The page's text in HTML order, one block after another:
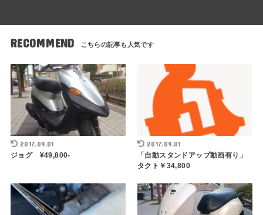
RECOMMEND
2017.09.01
ジョグ ¥49,800-
2017.09.01
「自動スタンドアップ動画有り」
タクト￥34,800